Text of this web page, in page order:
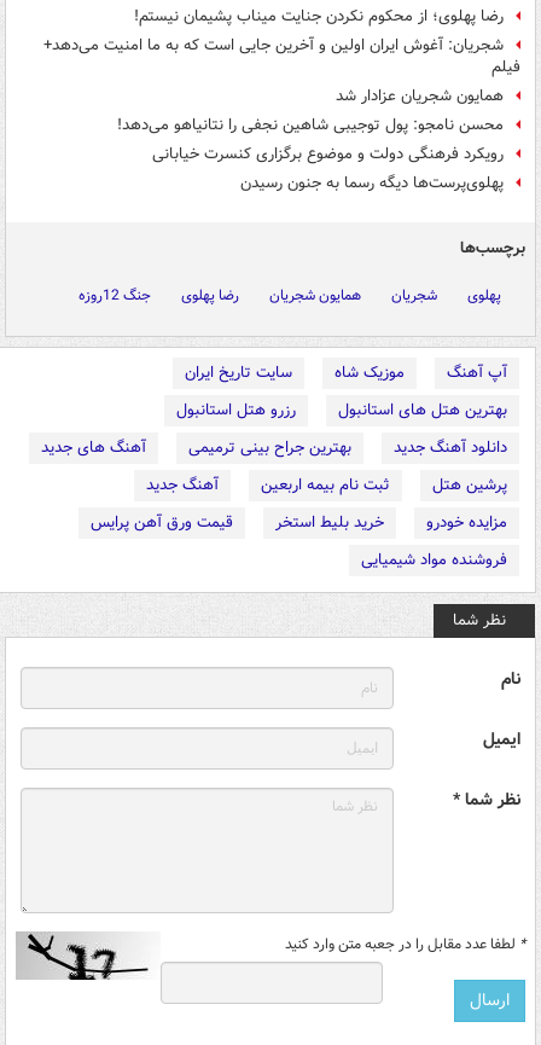
رضا پهلوی؛ از محکوم نکردن جنایت میناب پشیمان نیستم!
شجریان: آغوش ایران اولین و آخرین جایی است که به ما امنیت می‌دهد+
فیلم
همایون شجریان عزادار شد
محسن نامجو: پول توجیبی شاهین نجفی را نتانیاهو می‌دهد!
رویکرد فرهنگی دولت و موضوع برگزاری کنسرت خیابانی
پهلوی‌پرست‌ها دیگه رسما به جنون رسیدن
برچسب‌ها
پهلوی شجریان همایون شجریان رضا پهلوی جنگ 12روزه
آپ آهنگ موزیک شاه
سایت تاریخ ایران
بهترین هتل های استانبول
رزرو هتل استانبول
دانلود آهنگ جدید
بهترین جراح بینی ترمیمی
آهنگ های جدید
پرشین هتل
ثبت نام بیمه اربعین
آهنگ جدید
مزایده خودرو
خرید بلیط استخر
قیمت ورق آهن پرایس
فروشنده مواد شیمیایی
نظر شما
نام
ایمیل
نظر شما *
* لطفا عدد مقابل را در جعبه متن وارد کنید